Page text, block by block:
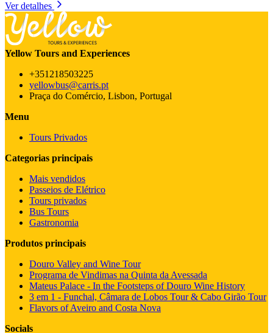
Ver detalhes
Yellow Tours and Experiences
+351218503225
yellowbus@carris.pt
Praça do Comércio, Lisbon, Portugal
Menu
Tours Privados
Categorias principais
Mais vendidos
Passeios de Elétrico
Tours privados
Bus Tours
Gastronomia
Produtos principais
Douro Valley and Wine Tour
Programa de Vindimas na Quinta da Avessada
Mateus Palace - In the Footsteps of Douro Wine History
3 em 1 - Funchal, Câmara de Lobos Tour & Cabo Girão Tour
Flavors of Aveiro and Costa Nova
Socials